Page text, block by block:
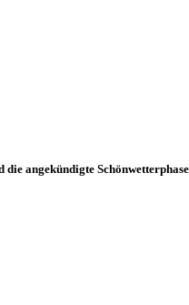
angekündigte